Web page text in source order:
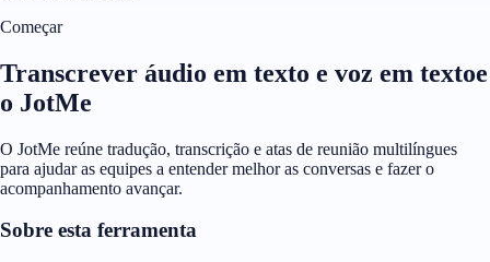
Começar
Transcrever áudio em texto e voz em textoe
o JotMe
O JotMe reúne tradução, transcrição e atas de reunião multilíngues
para ajudar as equipes a entender melhor as conversas e fazer o
acompanhamento avançar.
Sobre esta ferramenta